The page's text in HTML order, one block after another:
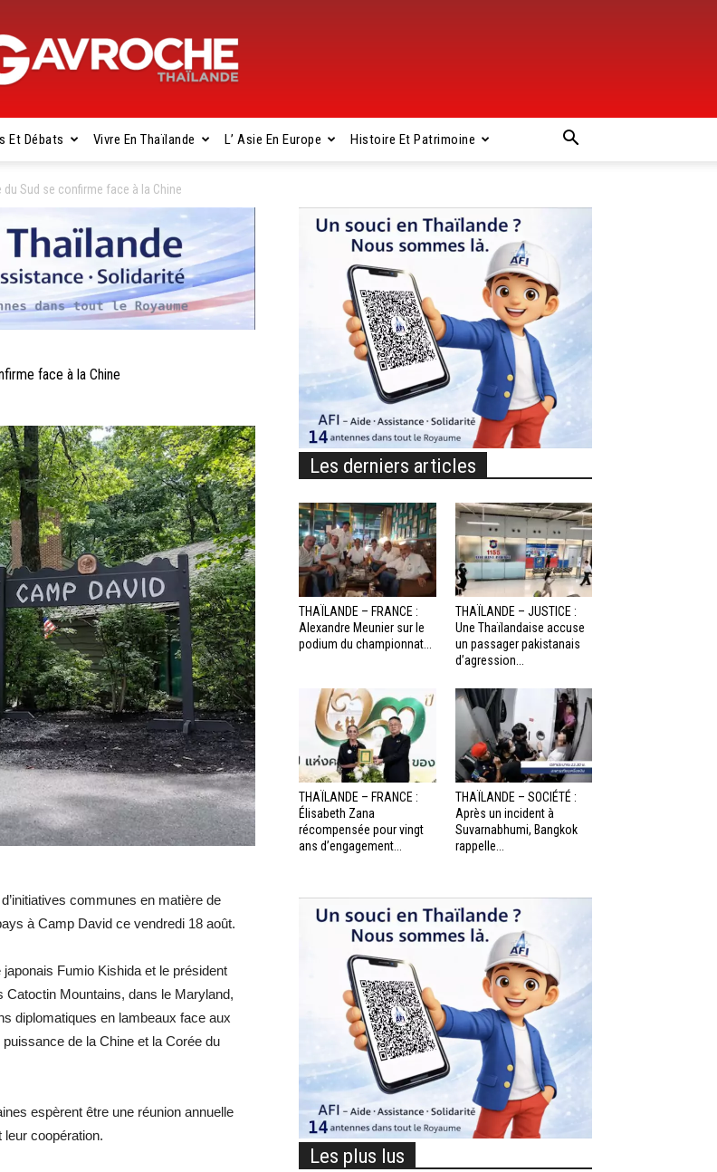
Gavroche
Thaïlande
Et Débats Vivre En Thaïlande L’ Asie En Europe Histoire Et Patrimoine
du Sud se confirme face à la Chine
face à la Chine
communes en matière de
à Camp David ce vendredi 18 août.
Fumio Kishida et le président
Catoctin Mountains, dans le Maryland,
diplomatiques en lambeaux face aux
de la Chine et la Corée du
espèrent être une réunion annuelle
leur coopération.
Les derniers articles
THAÏLANDE – FRANCE :
Alexandre Meunier sur le
podium du championnat...
THAÏLANDE – JUSTICE :
Une Thaïlandaise accuse
un passager pakistanais
d’agression...
THAÏLANDE – FRANCE :
Élisabeth Zana
récompensée pour vingt
ans d’engagement...
THAÏLANDE – SOCIÉTÉ :
Après un incident à
Suvarnabhumi, Bangkok
rappelle...
Les plus lus